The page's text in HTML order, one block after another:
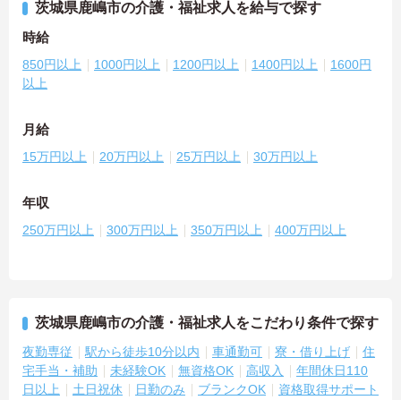
茨城県鹿嶋市の介護・福祉求人を給与で探す
時給
850円以上 1000円以上 1200円以上 1400円以上
1600円
以上
月給
15万円以上 20万円以上 25万円以上 30万円以上
年収
250万円以上 300万円以上 350万円以上 400万円以上
茨城県鹿嶋市の介護・福祉求人をこだわり条件で探す
夜勤専従 駅から徒歩10分以内 車通勤可 寮・借り上げ
住
宅手当・補助
未経験OK 無資格OK 高収入
年間休日110
日以上
土日祝休 日勤のみ ブランクOK
資格取得サポート